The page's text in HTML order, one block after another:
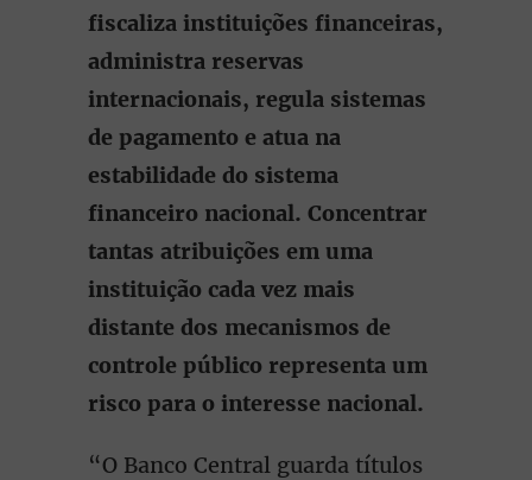
fiscaliza instituições financeiras,
administra reservas
internacionais, regula sistemas
de pagamento e atua na
estabilidade do sistema
financeiro nacional. Concentrar
tantas atribuições em uma
instituição cada vez mais
distante dos mecanismos de
controle público representa um
risco para o interesse nacional.
“O Banco Central guarda títulos